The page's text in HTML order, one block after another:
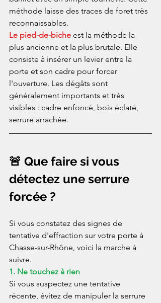
méthode laisse des traces de foret très
reconnaissables.
Le pied-de-biche est la méthode la
plus ancienne et la plus brutale. Elle
consiste à insérer un levier entre la
porte et son cadre pour forcer
l'ouverture. Les dégâts sont
généralement importants et très
visibles : cadre enfoncé, bois éclaté,
serrure arrachée.
🚨 Que faire si vous
détectez une serrure
forcée ?
Si vous constatez des signes de
tentative d'effraction sur votre porte à
Chasse-sur-Rhône, voici la marche à
suivre.
1. Ne touchez à rien
Si vous suspectez une tentative
récente, évitez de manipuler la serrure